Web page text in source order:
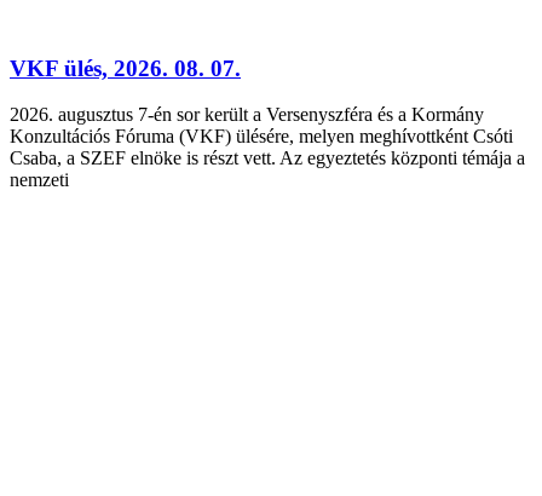
VKF ülés, 2026. 08. 07.
2026. augusztus 7-én sor került a Versenyszféra és a Kormány
Konzultációs Fóruma (VKF) ülésére, melyen meghívottként Csóti
Csaba, a SZEF elnöke is részt vett. Az egyeztetés központi témája a
nemzeti